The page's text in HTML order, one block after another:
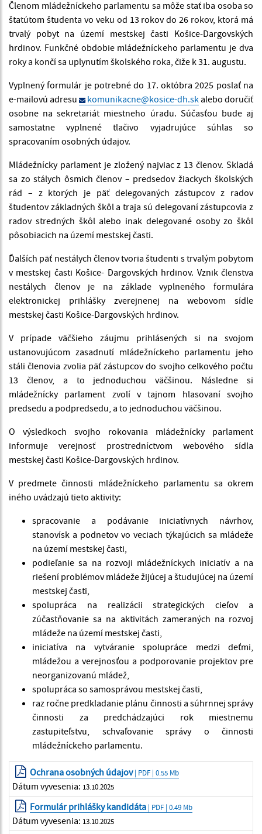
Členom mládežníckeho parlamentu sa môže stať iba osoba so
štatútom študenta vo veku od 13 rokov do 26 rokov, ktorá má
trvalý pobyt na území mestskej časti Košice-Dargovských
hrdinov. Funkčné obdobie mládežníckeho parlamentu je dva
roky a končí sa uplynutím školského roka, čiže k 31. augustu.
Vyplnený formulár je potrebné do 17. októbra 2025 poslať na
e-mailovú adresu
komunikacne@kosice-dh.sk alebo doručiť
osobne na sekretariát miestneho úradu. Súčasťou bude aj
samostatne vyplnené tlačivo vyjadrujúce súhlas so
spracovaním osobných údajov.
Mládežnícky parlament je zložený najviac z 13 členov. Skladá
sa zo stálych ôsmich členov – predsedov žiackych školských
rád – z ktorých je päť delegovaných zástupcov z radov
študentov základných škôl a traja sú delegovaní zástupcovia z
radov stredných škôl alebo inak delegované osoby zo škôl
pôsobiacich na území mestskej časti.
Ďalších päť nestálych členov tvoria študenti s trvalým pobytom
v mestskej časti Košice- Dargovských hrdinov. Vznik členstva
nestálych členov je na základe vyplneného formulára
elektronickej prihlášky zverejnenej na webovom sídle
mestskej časti Košice-Dargovských hrdinov.
V prípade väčšieho záujmu prihlásených si na svojom
ustanovujúcom zasadnutí mládežníckeho parlamentu jeho
stáli členovia zvolia päť zástupcov do svojho celkového počtu
13 členov, a to jednoduchou väčšinou. Následne si
mládežnícky parlament zvolí v tajnom hlasovaní svojho
predsedu a podpredsedu, a to jednoduchou väčšinou.
O výsledkoch svojho rokovania mládežnícky parlament
informuje verejnosť prostredníctvom webového sídla
mestskej časti Košice-Dargovských hrdinov.
V predmete činnosti mládežníckeho parlamentu sa okrem
iného uvádzajú tieto aktivity:
spracovanie a podávanie iniciatívnych návrhov,
stanovísk a podnetov vo veciach týkajúcich sa mládeže
na území mestskej časti,
podieľanie sa na rozvoji mládežníckych iniciatív a na
riešení problémov mládeže žijúcej a študujúcej na území
mestskej časti,
spolupráca na realizácii strategických cieľov a
zúčastňovanie sa na aktivitách zameraných na rozvoj
mládeže na území mestskej časti,
iniciatíva na vytváranie spolupráce medzi deťmi,
mládežou a verejnosťou a podporovanie projektov pre
neorganizovanú mládež,
spolupráca so samosprávou mestskej časti,
raz ročne predkladanie plánu činnosti a súhrnnej správy
činnosti za predchádzajúci rok miestnemu
zastupiteľstvu, schvaľovanie správy o činnosti
mládežníckeho parlamentu.
Ochrana osobných údajov| PDF | 0.55 Mb
Dátum vyvesenia: 13.10.2025
Formulár prihlášky kandidáta | PDF | 0.49 Mb
Dátum vyvesenia: 13.10.2025